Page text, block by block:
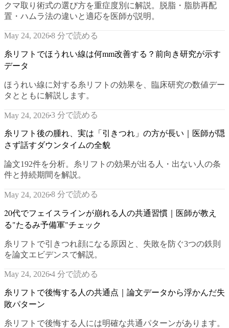
クマ取り術式の選び方を重症度別に解説。脱脂・脂肪再配
置・ハムラ法の違いと適応を医師が説明。
May 24, 20268 分で読める
糸リフトでほうれい線は何mm改善する？前向き研究が示す
データ
ほうれい線に対する糸リフトの効果を、臨床研究の数値デー
タとともに解説します。
May 24, 20263 分で読める
糸リフト後の腫れ、実は「引きつれ」の方が長い｜医師が隠
さず話すダウンタイムの全貌
論文192件を分析。糸リフトの効果が出る人・出ない人の条
件と持続期間を解説。
May 24, 20268 分で読める
20代でフェイスラインが崩れる人の共通習慣｜医師が教え
る"たるみ予備軍"チェック
糸リフトで引きつれ顔になる原因と、失敗を防ぐ3つの鉄則
を論文エビデンスで解説。
May 24, 20264 分で読める
糸リフトで後悔する人の共通点｜論文データから浮かんだ失
敗パターン
糸リフトで後悔する人には明確な共通パターンがあります。